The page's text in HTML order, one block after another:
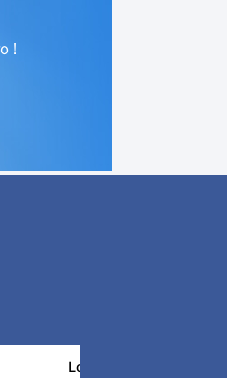
!
Londres